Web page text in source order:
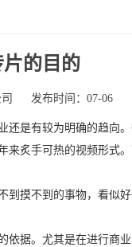
的目的
发布时间：07-06
是有较为明确的趋向
炙手可热的视频形式
摸不到的事物，看似
据。尤其是在进行商